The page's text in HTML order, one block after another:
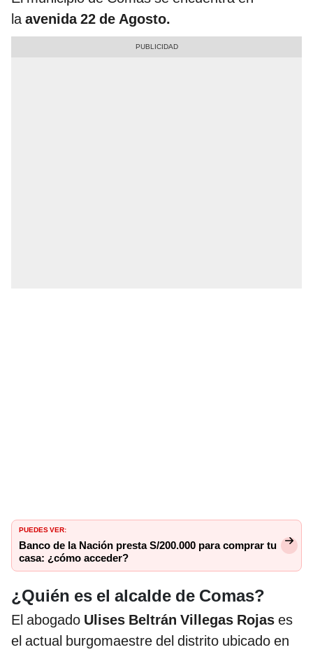
laavenida 22 de Agosto.
PUEDES VER:
Banco de la Nación presta S/200.000 para comprar tu
casa: ¿cómo acceder?
¿Quién es el alcalde de Comas?
El abogado Ulises Beltrán Villegas Rojas es
el actual burgomaestre del distrito ubicado en